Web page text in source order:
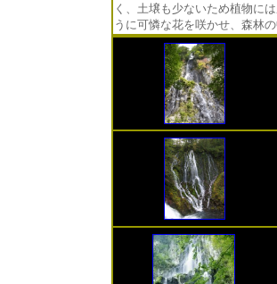
く、土壌も少ないため植物に
うに可憐な花を咲かせ、森林